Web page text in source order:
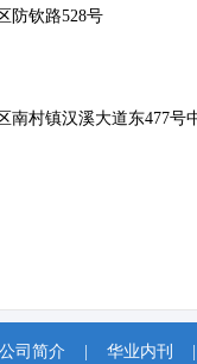
防钦路528号
南村镇汉溪大道东477号
公司简介 华业内刊